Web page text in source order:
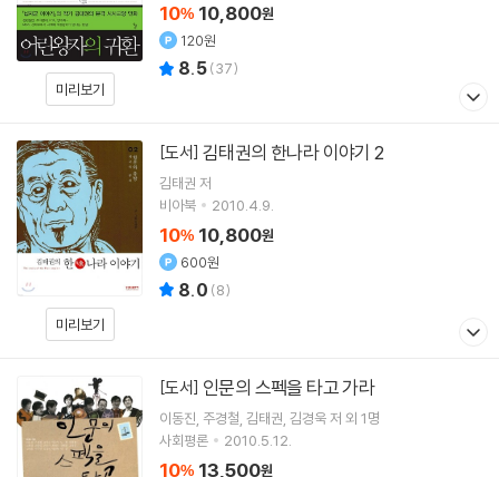
미리보기
10% 10,800원
120원
8.5(37)
미리보기
[도서] 김태권의 한나라 이야기 2
김태권 저
비아북
2010.4.9.
10% 10,800원
600원
8.0 (8)
[도서] 인문의 스펙을 타고 가라
이동진 주경철 김태권 김경욱저 외 1명
사회평론
2010.5.12.
10% 13,500원